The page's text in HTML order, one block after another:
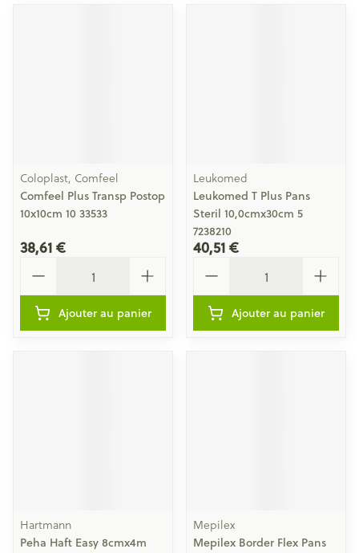
Coloplast, Comfeel
Comfeel Plus Transp Postop
10x10cm 10 33533
38,61 €
Ajouter au panier
Leukomed
Leukomed T Plus Pans
Steril 10,0cmx30cm 5
7238210
40,51 €
Ajouter au panier
Hartmann
Peha Haft Easy 8cmx4m
Mepilex
Mepilex Border Flex Pans